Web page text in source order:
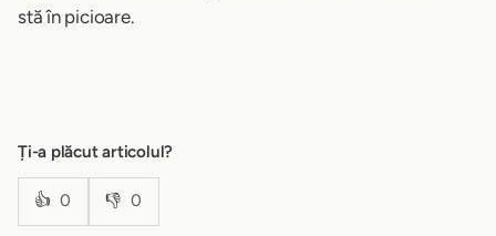
stă în picioare.
Ți-a plăcut articolul?
👍 0 👎 0